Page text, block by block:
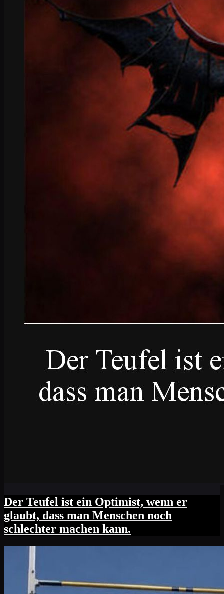
Der Teufel ist ein Optimist, wenn er
glaubt, dass man Menschen noch
schlechter machen kann.